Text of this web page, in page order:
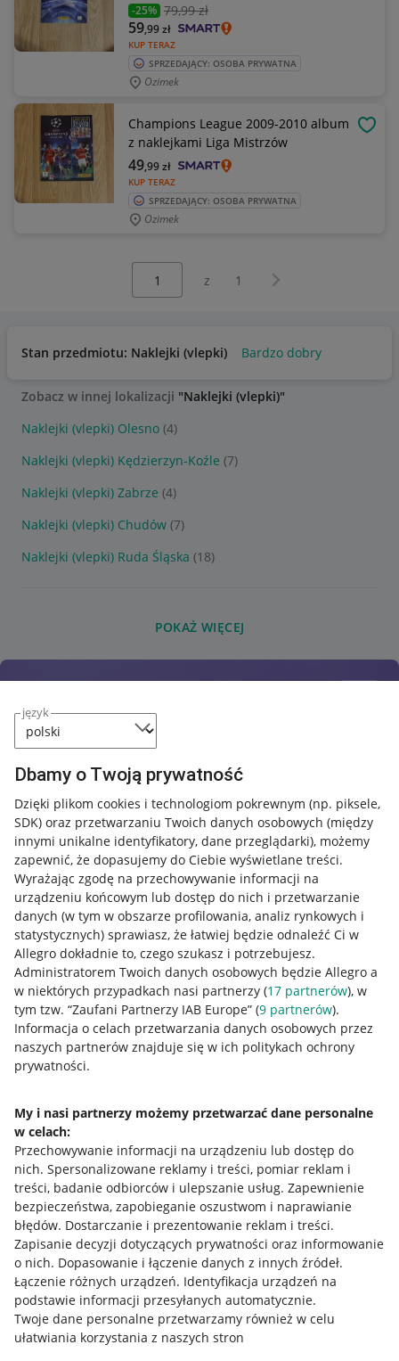
język
Dbamy o Twoją prywatność
Dzięki plikom cookies i technologiom pokrewnym (np. piksele,
SDK) oraz przetwarzaniu Twoich danych osobowych (między
innymi unikalne identyfikatory, dane przeglądarki), możemy
zapewnić, że dopasujemy do Ciebie wyświetlane treści.
Wyrażając zgodę na przechowywanie informacji na
urządzeniu końcowym lub dostęp do nich i przetwarzanie
danych (w tym w obszarze profilowania, analiz rynkowych i
statystycznych) sprawiasz, że łatwiej będzie odnaleźć Ci w
Allegro dokładnie to, czego szukasz i potrzebujesz.
Administratorem Twoich danych osobowych będzie Allegro a
w niektórych przypadkach nasi partnerzy (17 partnerów), w
tym tzw. “Zaufani Partnerzy IAB Europe” (9 partnerów).
Informacja o celach przetwarzania danych osobowych przez
naszych partnerów znajduje się w ich politykach ochrony
prywatności.
My i nasi partnerzy możemy przetwarzać dane personalne
w celach:
Przechowywanie informacji na urządzeniu lub dostęp do
nich. Spersonalizowane reklamy i treści, pomiar reklam i
treści, badanie odbiorców i ulepszanie usług. Zapewnienie
bezpieczeństwa, zapobieganie oszustwom i naprawianie
błędów. Dostarczanie i prezentowanie reklam i treści.
Zapisanie decyzji dotyczących prywatności oraz informowanie
o nich. Dopasowanie i łączenie danych z innych źródeł.
Łączenie różnych urządzeń. Identyfikacja urządzeń na
podstawie informacji przesyłanych automatycznie.
Twoje dane personalne przetwarzamy również w celu
ułatwiania korzystania z naszych stron
-25% 79,99 zł
KUP TERAZ
59,99zł
SPRZEDAJĄCY: OSOBA PRYWATNA
Ozimek
Champions League 2009-2010 album
z naklejkami Liga Mistrzów
KUP TERAZ
49,99zł
SPRZEDAJĄCY: OSOBA PRYWATNA
Ozimek
z 1 Następna strona
Stan przedmiotu: Naklejki (vlepki) Bardzo dobry
Zobacz w innej lokalizacji "Naklejki (vlepki)"
Naklejki (vlepki) Olesno (4)
Naklejki (vlepki) Kędzierzyn-Koźle (7)
Naklejki (vlepki) Zabrze (4)
Naklejki (vlepki) Chudów (7)
Naklejki (vlepki) Ruda Śląska (18)
POKAŻ WIĘCEJ
Przydatne informacje
Jak to działa
Allegro Gadane dla sprzedających
Allegro Gadane dla kupujących
Mapa miejscowości
Informacje prawne
Regulamin
Polityka plików "cookies"
Ustawienia plików "cookies"